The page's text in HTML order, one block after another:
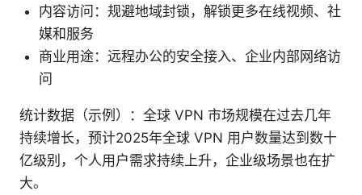
内容访问：规避地域封锁，解锁更多在线视频、社
媒和服务
商业用途：远程办公的安全接入、企业内部网络访
问
统计数据（示例）：全球 VPN 市场规模在过去几年
持续增长，预计2025年全球 VPN 用户数量达到数十
亿级别，个人用户需求持续上升，企业级场景也在扩
大。